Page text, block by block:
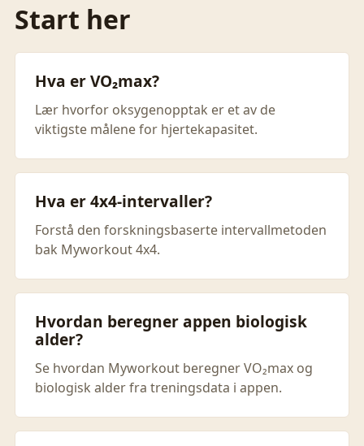
Start her
Hva er VO₂max?
Lær hvorfor oksygenopptak er et av de
viktigste målene for hjertekapasitet.
Hva er 4x4-intervaller?
Forstå den forskningsbaserte intervallmetoden
bak Myworkout 4x4.
Hvordan beregner appen biologisk
alder?
Se hvordan Myworkout beregner VO₂max og
biologisk alder fra treningsdata i appen.